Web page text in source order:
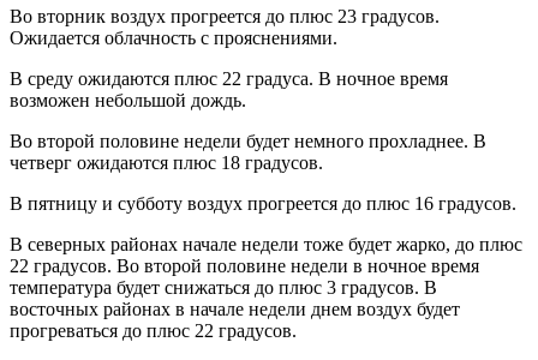
Во вторник воздух прогреется до плюс 23 градусов.
Ожидается облачность с прояснениями.
В среду ожидаются плюс 22 градуса. В ночное время
возможен небольшой дождь.
Во второй половине недели будет немного прохладнее. В
четверг ожидаются плюс 18 градусов.
В пятницу и субботу воздух прогреется до плюс 16 градусов.
В северных районах начале недели тоже будет жарко, до плюс
22 градусов. Во второй половине недели в ночное время
температура будет снижаться до плюс 3 градусов. В
восточных районах в начале недели днем воздух будет
прогреваться до плюс 22 градусов.